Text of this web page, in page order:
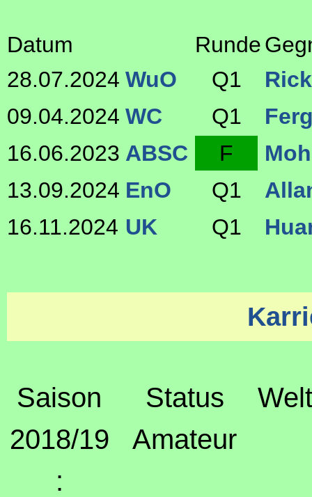
Datum Runde
28.07.2024 WuO Q1
09.04.2024 WC Q1
16.06.2023 ABSC F
13.09.2024 EnO Q1
16.11.2024 UK Q1
Saison Status
2018/19
Amateur
: